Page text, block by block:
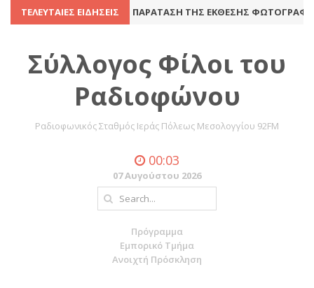
ΤΕΛΕΥΤΑΊΕΣ ΕΙΔΉΣΕΙΣ
8 Ιουλίου 2016 ΠΑΡΆΤΑΣΗ ΤΗΣ ΈΚΘΕΣΗΣ
Σύλλογος Φίλοι του
Ραδιοφώνου
Ραδιοφωνικός Σταθμός Ιεράς Πόλεως Μεσολογγίου 92FM
00:03
07 Αυγούστου 2026
Πρόγραμμα
Εμπορικό Τμήμα
Ανοιχτή Πρόσκληση